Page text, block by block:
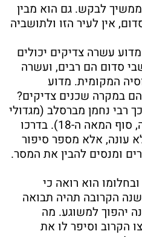
לבקש. גם הוא מבין
אין לעיר הזו ולתושביה
עשרה צדיקים יכולים
סדום הם רבים, ועשרה
המקומית. מדוע
במקרה שכנים צדיקים?
רבי נחמן מברסלב (מגדולי
תנועת החסידות, אוקראינה, סוף המאה ה-18). בדרכו
עונה, אלא מספר סיפור
ומנסים להבין את המסר.
הוא רואה כי
הקרובה תהיה תבואה
יהפוך למשוגע. מה
הקרוב וסיפר לו את